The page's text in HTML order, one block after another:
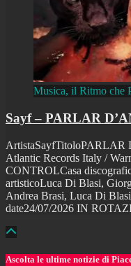
Musica, il Ritmo che
Sayf – PARLAR
ArtistaSayfTitoloPARLAR
Atlantic Records Italy /
CONTROLCasa
artisticoLuca Di Blasi,
Andrea Brasi, Luca Di
date24/07/2026 IN
Ascolta le ultime notizie di